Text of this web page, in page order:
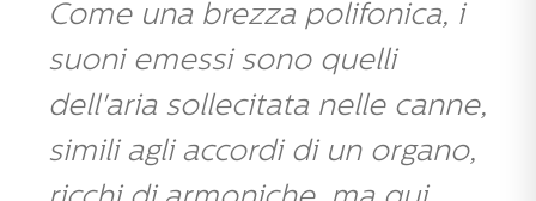
Come una brezza polifonica, i
suoni emessi sono quelli
dell'aria sollecitata nelle canne,
simili agli accordi di un organo,